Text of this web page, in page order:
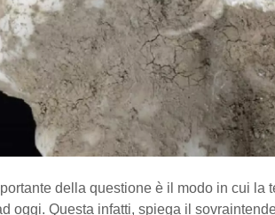
della questione è il modo in cui la
oggi. Questa infatti, spiega il